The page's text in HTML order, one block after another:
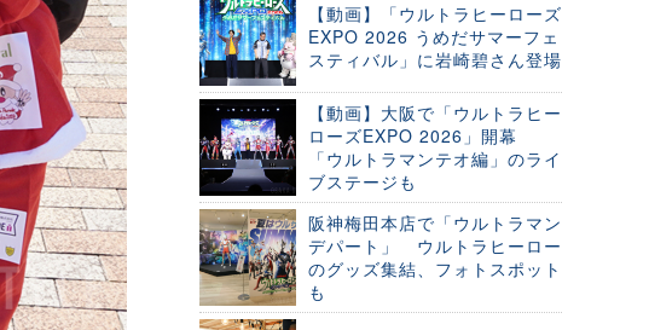
【動画】「ウルトラヒーローズ
EXPO 2026 うめだサマーフェ
スティバル」に岩崎碧さん登場
【動画】大阪で「ウルトラヒー
ローズEXPO 2026」開幕
「ウルトラマンテオ編」のライ
ブステージも
阪神梅田本店で「ウルトラマン
デパート」 ウルトラヒーロー
のグッズ集結、フォトスポット
も